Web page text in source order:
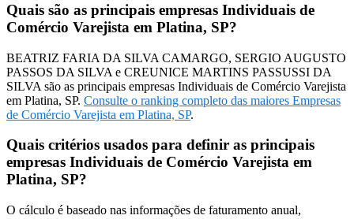
Quais são as principais empresas Individuais de
Comércio Varejista em Platina, SP?
BEATRIZ FARIA DA SILVA CAMARGO, SERGIO AUGUSTO
PASSOS DA SILVA e CREUNICE MARTINS PASSUSSI DA
SILVA são as principais empresas Individuais de Comércio Varejista
em Platina, SP. Consulte o ranking completo das maiores Empresas
de Comércio Varejista em Platina, SP.
Quais critérios usados para definir as principais
empresas Individuais de Comércio Varejista em
Platina, SP?
O cálculo é baseado nas informações de faturamento anual,